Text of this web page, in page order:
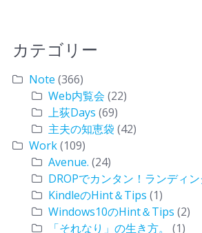
カテゴリー
Note (366)
Web内覧会 (22)
上荻Days (69)
主夫の知恵袋 (42)
Work(109)
Avenue. (24)
DROPでカンタン！ランディ
KindleのHint＆Tips (1)
Windows10のHint＆Tips (2)
「それなり」の生き方。
(1)